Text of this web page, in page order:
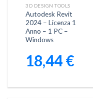
3D DESIGN TOOLS
Autodesk Revit
2024 – Licenza 1
Anno – 1 PC –
Windows
18,44€